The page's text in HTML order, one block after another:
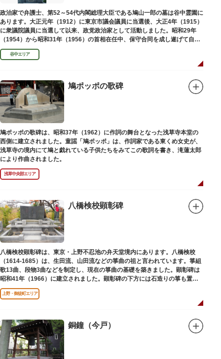
政治家で弁護士、第52～54代内閣総理大臣である鳩山一郎の墓は谷中霊園に
あります。大正元年（1912）に東京市議会議員に当選後、大正4年（1915）
に衆議院議員に当選して以来、政党政治家として活動しました。昭和29年
（1954）から昭和31年（1956）の首相在任中、保守合同を成し遂げて自由
民主党の初代総裁となり、日本とソビエト連邦の国交回復を実現しました。
谷中エリア
鳩ポッポの歌碑
鳩ポッポの歌碑は、昭和37年（1962）に作詞の舞台となった浅草寺本堂の
西側に建立されました。童謡「鳩ポッポ」は、作詞家である東くめ女史が、
浅草寺の境内にて鳩と戯れている子供たちをみてこの歌詞を書き、滝蓮太郎
により作曲されました。
浅草中央部エリア
八橋検校顕彰碑
八橋検校顕彰碑は、東京・上野不忍池の弁天堂境内にあります。八橋検校
（1614-1685）は、生田流、山田流などの箏曲の祖と言われています。箏組
歌13曲、段物3曲などを制定し、現在の箏曲の基礎を築きました。顕彰碑は
昭和41年（1966）に建立されました。顕彰碑の下方には石造りの箏も置か
れています。
上野・御徒町エリア
銅鐘（今戸）